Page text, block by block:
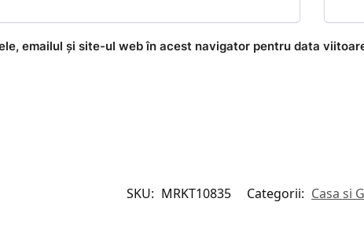
emailul și site-ul web în acest navigator pentru data
SKU: MRKT10835 Categorii: Casa si